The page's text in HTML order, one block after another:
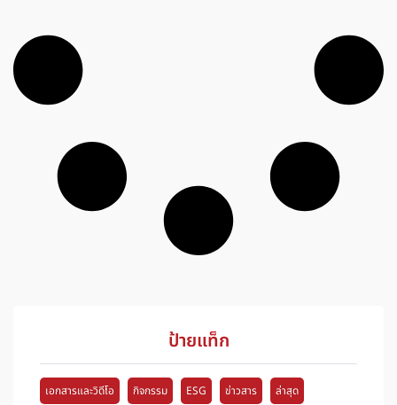
ป้ายแท็ก
เอกสารและวิดีโอ กิจกรรม ESG ข่าวสาร ล่าสุด